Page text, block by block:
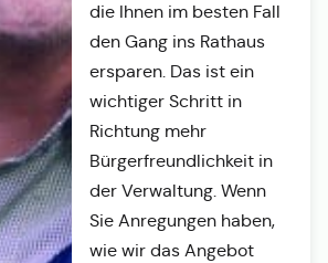
die Ihnen im besten Fall
den Gang ins Rathaus
ersparen. Das ist ein
wichtiger Schritt in
Richtung mehr
Bürgerfreundlichkeit in
der Verwaltung. Wenn
Sie Anregungen haben,
wie wir das Angebot